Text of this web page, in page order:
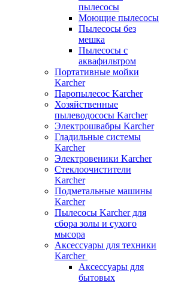
пылесосы
Моющие пылесосы
Пылесосы без
мешка
Пылесосы с
аквафильтром
Портативные мойки
Karcher
Паропылесос Karcher
Хозяйственные
пылеводососы Karcher
Электрошвабры Karcher
Гладильные системы
Karcher
Электровеники Karcher
Стеклоочистители
Karcher
Подметальные машины
Karcher
Пылесосы Karcher для
сбора золы и сухого
мысора
Аксессуары для техники
Karcher
Аксессуары для
бытовых